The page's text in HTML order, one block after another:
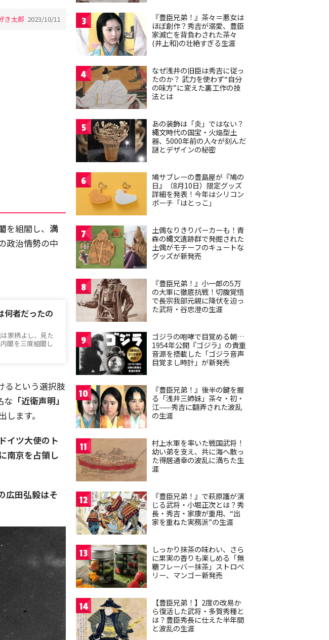
き太郎 2023/10/11
を組閣し、 満
政治情勢の中
何者だったの
家柄よし、見た
閣を三度組閣し
るという選択肢
な 「近衛声明」
ます。
ドイツ大使のト
南京を占領し
広田弘毅はそ
3
『豊臣兄弟！』茶々＝悪女は
ほぼ創作？秀吉が溺愛、豊臣
家滅亡を背負わされた茶々
(井上和)の壮絶すぎる生涯
4
なぜ浅井の旧臣は秀吉に従っ
たのか？ 武力を使わず“自分
の味方”に変えた裏工作の技
法とは
5
あの装飾は「炎」ではない？
縄文時代の国宝・火焔型土
器、5000年前の人々が刻んだ
謎とデザインの秘密
6
鳩サブレーの豊島屋が『鳩の
日』（8月10日）限定グッズ
詳細を発表！今年はシリコン
ポーチ「はとっこ」
7
土偶なりきりパーカーも！青
森の縄文遺跡群で発掘された
土偶がモチーフのキュートな
グッズが新発売
8
『豊臣兄弟！』小一郎の5万
の大軍に徹底抗戦！切腹覚悟
で長宗我部元親に降伏を迫っ
た武将・谷忠澄の生涯
9
ゴジラの咆哮で目覚める朝…
1954年公開『ゴジラ』の貴重
音源を搭載した「ゴジラ音声
目覚まし時計」が新発売
10
『豊臣兄弟！』後半の鍵を握
る「浅井三姉妹」茶々・初・
江——秀吉に翻弄された波乱
の生涯
11
村上水軍を率いた戦国武将！
幼い弟を支え、共に海へ散っ
た得居通幸の波乱に満ちた生
涯
12
『豊臣兄弟！』で萩原護が演
じる武将・小堀正次とは？秀
長・秀吉・家康が重用、“出
家を重ねた実務派”の生涯
13
しっかり抹茶の味わい、さら
に果実の香りも楽しめる「無
糖フレーバー抹茶」ストロベ
リー、マンゴー新発売
14
【豊臣兄弟！】2度の改易か
ら復活した武将・多賀秀種と
は？豊臣秀長に仕えた半年間
と波乱の生涯